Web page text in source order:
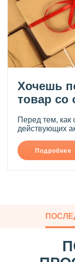
Хочешь
товар со
Перед тем, как
действующих
Подробнее